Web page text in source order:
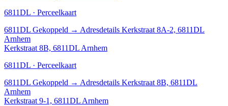
6811DL · Perceelkaart
6811DL Gekoppeld → Adresdetails Kerkstraat 8A-2, 6811DL
Arnhem
Kerkstraat 8B, 6811DL Arnhem
6811DL · Perceelkaart
6811DL Gekoppeld → Adresdetails Kerkstraat 8B, 6811DL
Arnhem
Kerkstraat 9-1, 6811DL Arnhem